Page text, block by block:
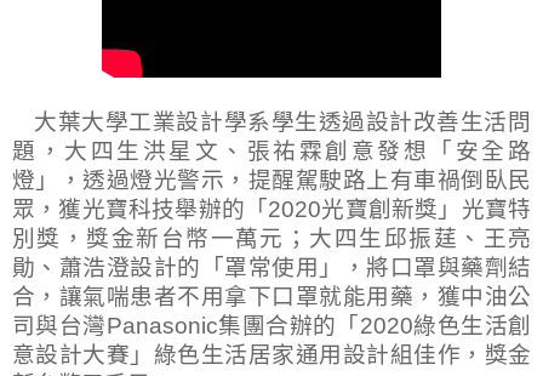
大葉大學工業設計學系學生透過設計改善生活問
題，大四生洪星文、張祐霖創意發想「安全路
燈」，透過燈光警示，提醒駕駛路上有車禍倒臥民
眾，獲光寶科技舉辦的「2020光寶創新獎」光寶特
別獎，獎金新台幣一萬元；大四生邱振莛、王亮
勛、蕭浩澄設計的「罩常使用」，將口罩與藥劑結
合，讓氣喘患者不用拿下口罩就能用藥，獲中油公
司與台灣Panasonic集團合辦的「2020綠色生活創
意設計大賽」綠色生活居家通用設計組佳作，獎金